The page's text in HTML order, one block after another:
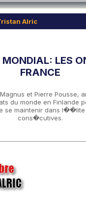
Alric
LES
FRANCE
et Pierre
du monde en Finlande
se maintenir dans
cons�cutives.